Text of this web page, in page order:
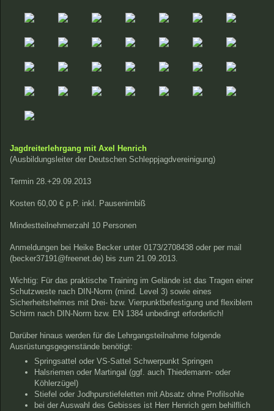
Jagdreiterlehrgang mit Axel Henrich
(Ausbildungsleiter der Deutschen Schleppjagdvereinigung)
Termin 28.+29.09.2013
Kosten 60,00 € p.P. inkl. Pausenimbiß
Mindestteilnehmerzahl 10 Personen
Anmeldungen bei Heike Becker unter 0173/2708438 oder per mail
(becker37191@freenet.de) bis zum 21.09.2013.
Wichtig: Für das praktische Training im Gelände ist das Tragen einer
Schutzweste nach DIN-Norm (mind. Level 3) sowie eines
Sicherheitshelmes mit Drei- bzw. Vierpunktbefestigung und flexiblem
Schirm nach DIN-Norm bzw. EN 1384 unbedingt erforderlich!
Darüber hinaus werden für die Lehrgangsteilnahme folgende
Ausrüstungsgegenstände benötigt:
Springsattel oder VS-Sattel Schwerpunkt Springen
Halsriemen oder Martingal (ggf. auch Thiedemann- oder
Köhlerzügel)
Stiefel oder Jodhpurstiefeletten mit Absatz ohne Profilsohle
bei der Auswahl des Gebisses ist Herr Henrich gern behilflich